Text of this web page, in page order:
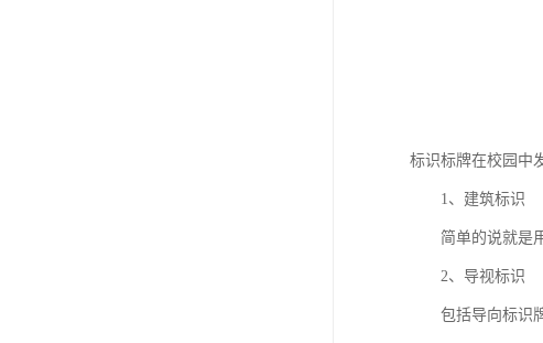
标识标牌在校园中
1、建筑标识
简单的说就是用
2、导视标识
包括导向标识牌